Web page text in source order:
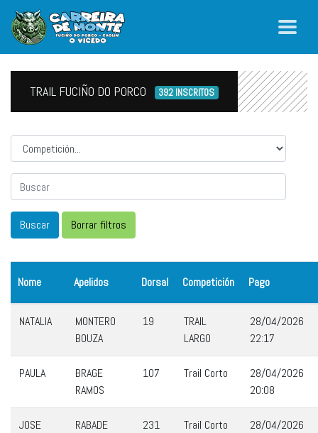
TRAIL FUCIÑO DO PORCO 392 INSCRITOS
Competicion
Nome Apelidos Dorsal Competición Pago
NATALIA
MONTERO
BOUZA
19
TRAIL
LARGO
28/04/2026
22:17
PAULA
BRAGE
RAMOS
107 Trail Corto
28/04/2026
20:08
JOSE
RABADE
231 Trail Corto
28/04/2026